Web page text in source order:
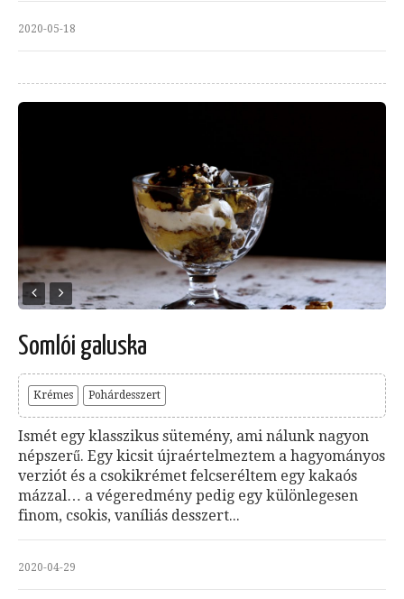
2020-05-18
Somlói galuska
Krémes Pohárdesszert
Ismét egy klasszikus sütemény, ami nálunk nagyon
népszerű. Egy kicsit újraértelmeztem a hagyományos
verziót és a csokikrémet felcseréltem egy kakaós
mázzal… a végeredmény pedig egy különlegesen
finom, csokis, vaníliás desszert...
2020-04-29